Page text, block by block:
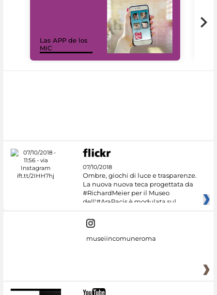
Las APP de los
MiC
07/10/2018
Ombre, giochi di luce e trasparenze.
La nuova nuova teca progettata da
#RichardMeier per il Museo
dell'#AraPacis è modulata sul
museiincomuneroma